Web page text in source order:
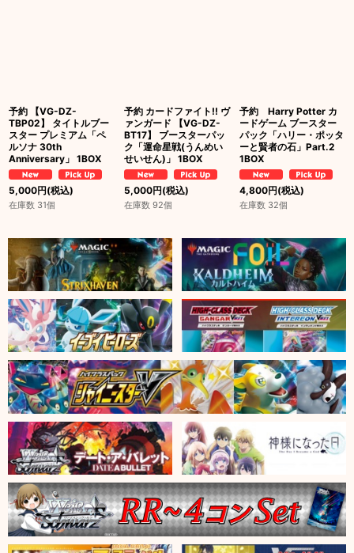
予約 【VG-DZ-
TBP02】 タイトルブー
スター プレミアム「ペ
ルソナ 30th
Anniversary」 1BOX
5,000円(税込)
在庫数 31個
予約 カードファイト!! ヴ
ァンガード 【VG-DZ-
BT17】 ブースターパッ
ク「運命星戦(うんめい
せいせん)」 1BOX
5,000円(税込)
在庫数 92個
予約 Harry Potter カ
ードゲーム ブースター
パック「ハリー・ポッタ
ーと賢者の石」Part.2
1BOX
4,800円(税込)
在庫数 32個